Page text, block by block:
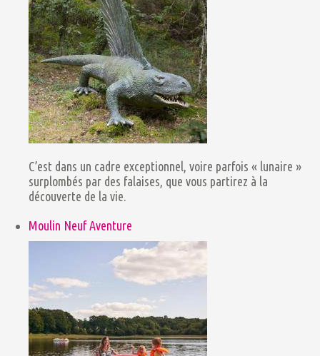
C’est dans un cadre exceptionnel, voire parfois « lunaire »
surplombés par des falaises, que vous partirez à la
découverte de la vie.
Moulin Neuf Aventure